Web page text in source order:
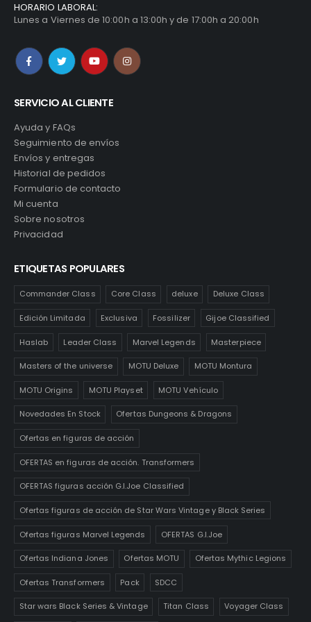
HORARIO LABORAL:
Lunes a Viernes de 10:00h a 13:00h y de 17:00h a 20:00h
SERVICIO AL CLIENTE
Ayuda y FAQs
Seguimiento de envíos
Envíos y entregas
Historial de pedidos
Formulario de contacto
Mi cuenta
Sobre nosotros
Privacidad
ETIQUETAS POPULARES
Commander Class Core Class deluxe Deluxe Class
Edición Limitada Exclusiva Fossilizer Gijoe Classified
Haslab Leader Class Marvel Legends Masterpiece
Masters of the universe MOTU Deluxe MOTU Montura
MOTU Origins MOTU Playset MOTU Vehículo
Novedades En Stock Ofertas Dungeons & Dragons
Ofertas en figuras de acción
OFERTAS en figuras de acción. Transformers
OFERTAS figuras acción G.I.Joe Classified
Ofertas figuras de acción de Star Wars Vintage y Black Series
Ofertas figuras Marvel Legends OFERTAS G.I.Joe
Ofertas Indiana Jones Ofertas MOTU Ofertas Mythic Legions
Ofertas Transformers Pack SDCC
Star wars Black Series & Vintage Titan Class Voyager Class